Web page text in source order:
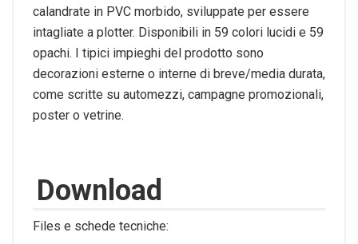
calandrate in PVC morbido, sviluppate per essere
intagliate a plotter. Disponibili in 59 colori lucidi e 59
opachi. I tipici impieghi del prodotto sono
decorazioni esterne o interne di breve/media durata,
come scritte su automezzi, campagne promozionali,
poster o vetrine.
Download
Files e schede tecniche: